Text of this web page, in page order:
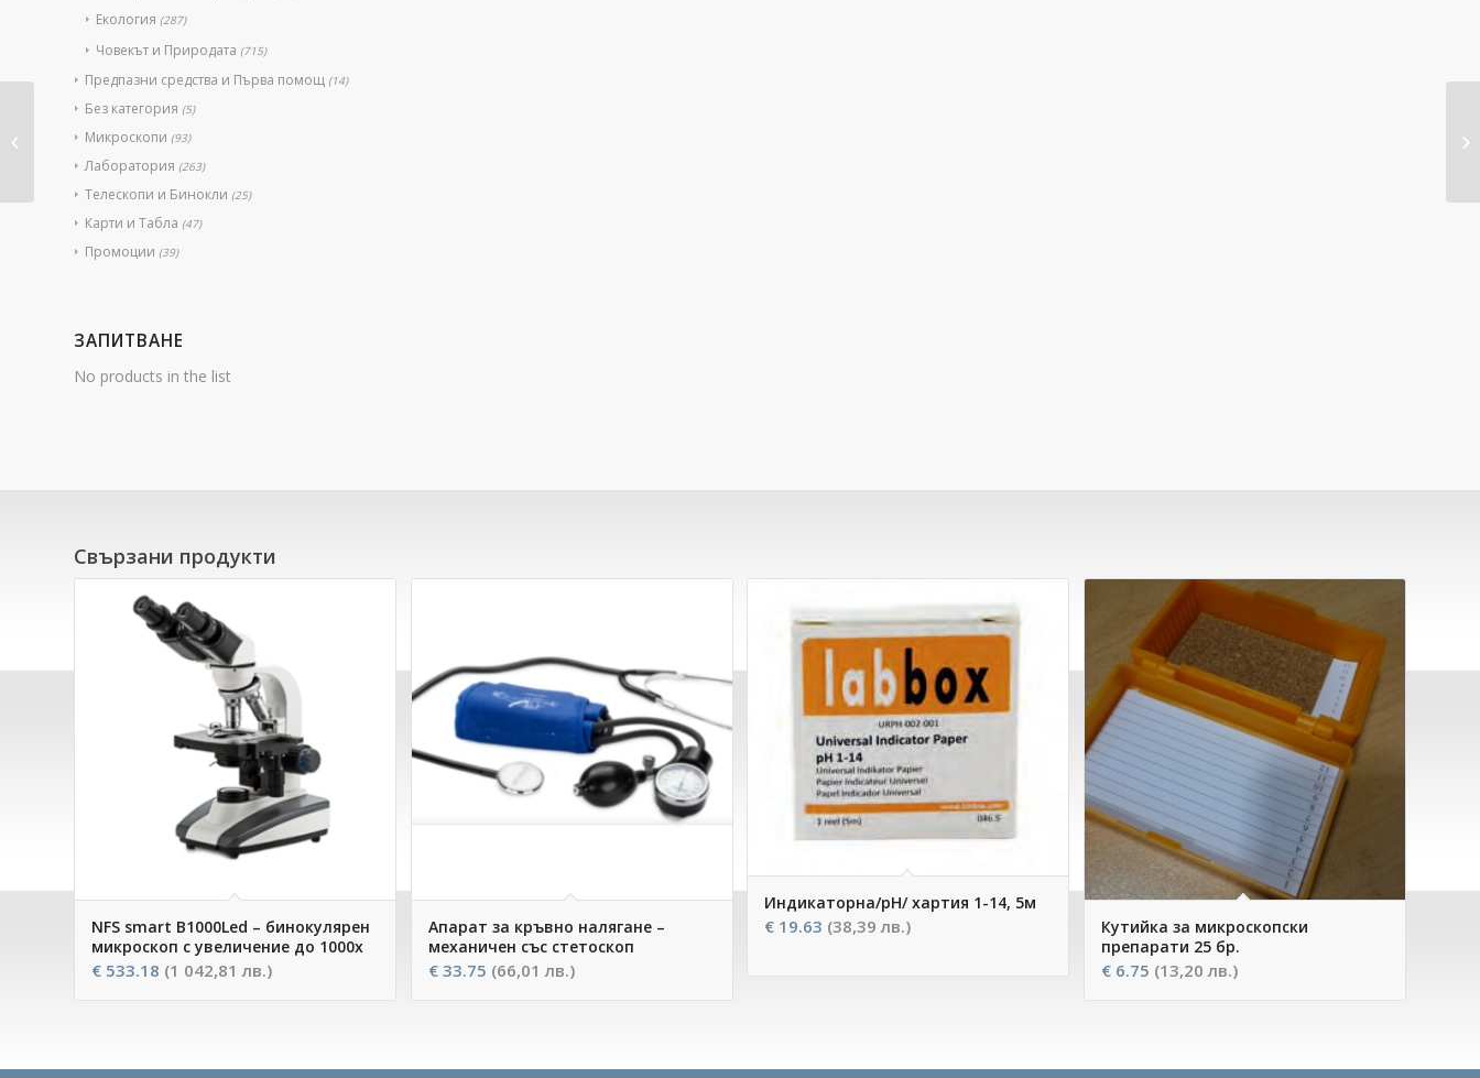
Екология (287)
Човекът и Природата (715)
Предпазни средства и Първа помощ (14)
Без категория (5)
Микроскопи (93)
Лаборатория (263)
Телескопи и Бинокли (25)
Карти и Табла (47)
Промоции (39)
ЗАПИТВАНЕ
No products in the list
Свързани продукти
NFS smart B1000Led – бинокулярен
микроскоп с увеличение до 1000х
€ 533.18 (1 042,81 лв.)
Апарат за кръвно налягане –
механичен със стетоскоп
€33.75 (66,01 лв.)
Индикаторна/рН/ хартия 1-14, 5м
€ 19.63 (38,39 лв.)
Кутийка за микроскопски
препарати 25 бр.
€6.75 (13,20 лв.)
ДНК модел с двойна